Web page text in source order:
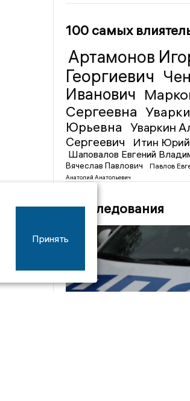
100 самых
Артамонов
Георгиевич
Иванович
Сергеевна
Юрьевна
Уваркин
Сергеевич
Итин Юрий
Шаповалов Евгений
Вячеслав Павлович
Павлов
Анатолий Анатольевич
Расследования
Принять